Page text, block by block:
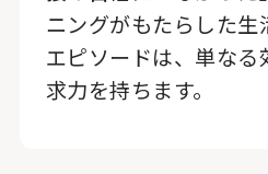
ニングがもたらした生
エピソードは、単な
求力を持ちます。